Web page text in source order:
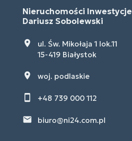
Nieruchomości Inwestycje
Dariusz Sobolewski
ul. Św. Mikołaja 1 lok.11
15-419 Białystok
woj. podlaskie
+48 739 000 112
biuro@ni24.com.pl